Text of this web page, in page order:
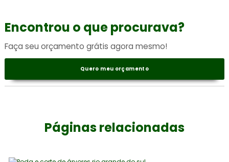
Encontrou o que procurava?
Faça seu orçamento grátis agora mesmo!
Quero meu orçamento
Páginas relacionadas